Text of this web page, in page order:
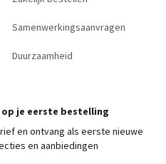
Samenwerkingsaanvragen
Duurzaamheid
je eerste bestelling
en ontvang als eerste nieuwe
en aanbiedingen